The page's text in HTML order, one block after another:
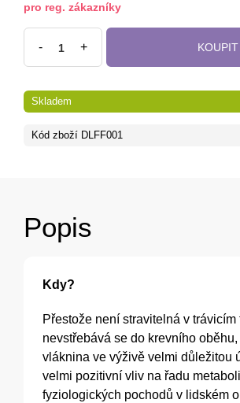
pro reg. zákazníky
- + KOUPIT
Skladem
Kód zboží DLFF001
Popis
Kdy?
Přestože není stravitelná v trávicím
nevstřebává se do krevního
vláknina ve výživě velmi důležitou
velmi pozitivní vliv na řadu
fyziologických pochodů v lidském